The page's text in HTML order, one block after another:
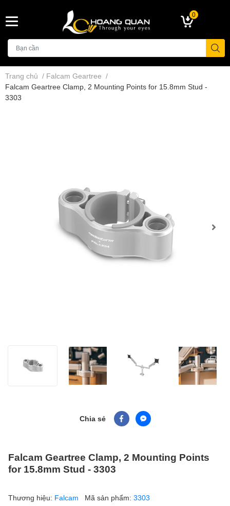
0
Trang chủ / Falcam Geartree /
Falcam Geartree Clamp, 2 Mounting Points for 15.8mm Stud -
3303
Chia sẻ
Falcam Geartree Clamp, 2 Mounting Points
for 15.8mm Stud - 3303
Thương hiệu: Falcam Mã sản phẩm: 3303